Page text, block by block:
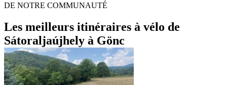
DE NOTRE COMMUNAUTÉ
Les meilleurs itinéraires à vélo de
Sátoraljaújhely à Gönc